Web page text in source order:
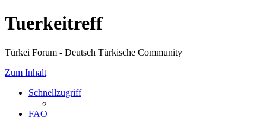
Tuerkeitreff
Türkei Forum - Deutsch Türkische Community
Zum Inhalt
Schnellzugriff
FAQ